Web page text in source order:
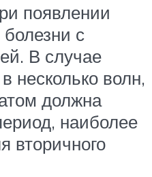
появлении
с
В случае
несколько волн,
должна
наиболее
вторичного